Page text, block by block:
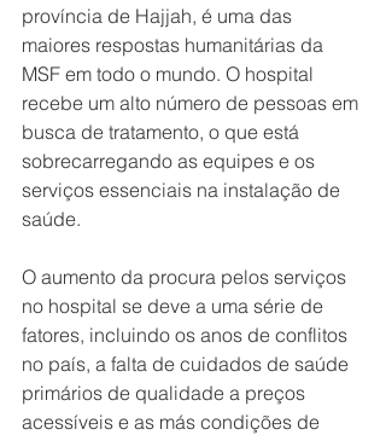
província de Hajjah, é uma das
maiores respostas humanitárias da
MSF em todo o mundo. O hospital
recebe um alto número de pessoas em
busca de tratamento, o que está
sobrecarregando as equipes e os
serviços essenciais na instalação de
saúde.
O aumento da procura pelos serviços
no hospital se deve a uma série de
fatores, incluindo os anos de conflitos
no país, a falta de cuidados de saúde
primários de qualidade a preços
acessíveis e as más condições de